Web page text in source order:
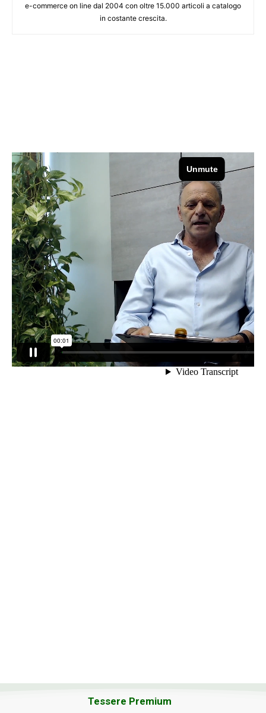
e-commerce on line dal 2004 con oltre 15.000 articoli a catalogo
in costante crescita.
Tessere Premium